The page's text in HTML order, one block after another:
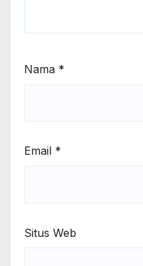
Nama *
Email *
Situs Web